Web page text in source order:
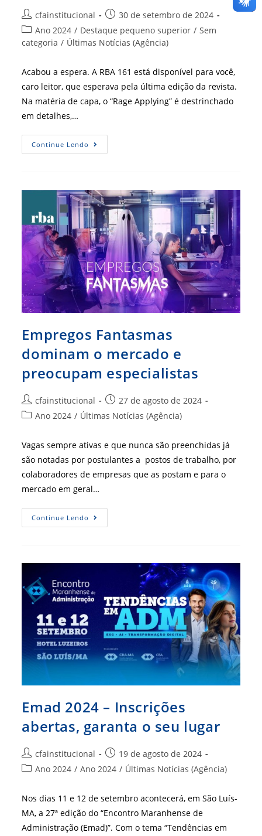
Autor
do
post:
cfainstitucional
Post
publicado:
30 de setembro de 2024
Categoria
do
Ano 2024 / Destaque pequeno superior / Sem
categoria / Últimas Notícias (Agência)
Acabou a espera. A RBA 161 está disponível para você,
caro leitor, que esperava pela última edição da revista.
Na matéria de capa, o “Rage Applying” é destrinchado
em detalhes,…
Continue Lendo Ela
Chegou.
Acesse
O
Seu
Dispositivo
De
Leitura
Empregos Fantasmas
dominam o mercado e
preocupam especialistas
Autor
do
cfainstitucional
Post
publicado:
27 de agosto de 2024
Categoria
Ano 2024 / Últimas Notícias (Agência)
Vagas sempre ativas e que nunca são preenchidas já
são notadas por postulantes a postos de trabalho, por
colaboradores de empresas que as postam e para o
mercado em geral…
Continue Lendo Empregos
Fantasmas
Preocupam
Especialistas
Emad 2024 – Inscrições
abertas, garanta o seu lugar
Autor
do
cfainstitucional
Post
publicado:
19 de agosto de 2024
Categoria
post:
Ano 2024 / Ano 2024 / Últimas Notícias (Agência)
Nos dias 11 e 12 de setembro acontecerá, em São Luís-
MA, a 27ª edição do “Encontro Maranhense de
Administração (Emad)”. Com o tema “Tendências em